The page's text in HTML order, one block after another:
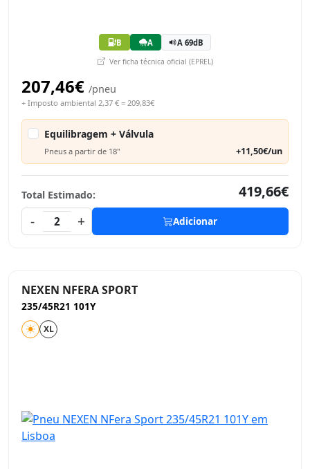
B A A 69dB
Ver ficha técnica oficial (EPREL)
207,46€ /pneu
+ Imposto ambiental 2,37 € = 209,83€
Equilibragem + Válvula
Pneus a partir de 18" +11,50€/un
Total Estimado:
419,66€
-
2 + Adicionar
NEXEN NFERA SPORT
235/45R21 101Y
XL